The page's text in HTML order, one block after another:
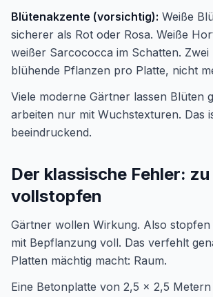
Blütenakzente (vorsichtig): Weiße
sicherer als Rot oder Rosa. Weiße
weißer Sarcococca im Schatten. Zwei
blühende Pflanzen pro Platte, nicht
Viele moderne Gärtner lassen Blüten
arbeiten nur mit Wuchstexturen. Das
beeindruckend.
Der klassische Fehler: zu
vollstopfen
Gärtner wollen Wirkung. Also stopfen
mit Bepflanzung voll. Das verfehlt
Platten mächtig macht: Raum.
Eine Betonplatte von 2,5 x 2,5 Metern